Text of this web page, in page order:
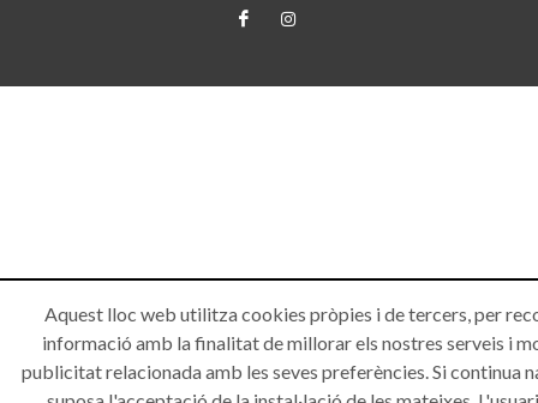
Aquest lloc web utilitza cookies pròpies i de tercers, per
informació amb la finalitat de millorar els nostres serveis i
publicitat relacionada amb les seves preferències. Si continua